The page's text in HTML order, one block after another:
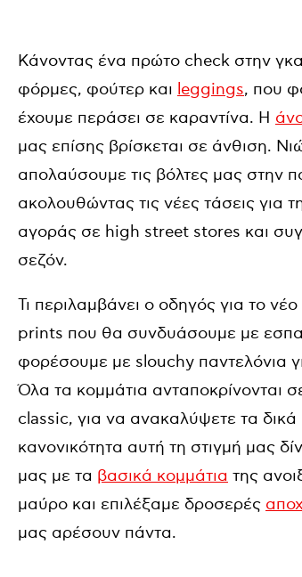
Κάνοντας ένα πρώτο check στην
φόρμες, φούτερ και leggings, που
έχουμε περάσει σε καραντίνα. Η
μας επίσης βρίσκεται σε άνθιση.
απολαύσουμε τις βόλτες μας στην
ακολουθώντας τις νέες τάσεις για
αγοράς σε high street stores και
σεζόν.
Τι περιλαμβάνει ο οδηγός για το
prints που θα συνδυάσουμε με
φορέσουμε με slouchy παντελόνια
Όλα τα κομμάτια ανταποκρίνονται
classic, για να ανακαλύψετε τα
κανονικότητα αυτή τη στιγμή μας
μας με τα βασικά κομμάτια της
μαύρο και επιλέξαμε δροσερές
μας αρέσουν πάντα.